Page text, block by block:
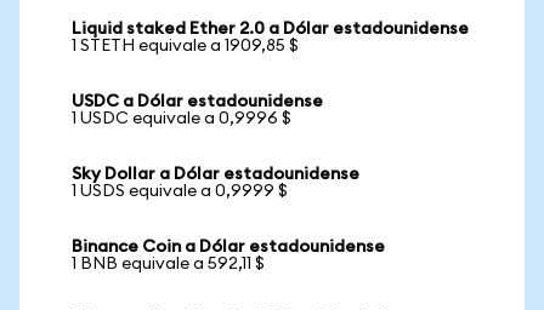
Liquid staked Ether 2.0 a Dólar estadounidense
1 STETH equivale a 1909,85 $
USDC a Dólar estadounidense
1 USDC equivale a 0,9996 $
Sky Dollar a Dólar estadounidense
1 USDS equivale a 0,9999 $
Binance Coin a Dólar estadounidense
1 BNB equivale a 592,11 $